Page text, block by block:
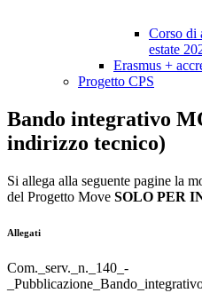
Corso di
estate
Erasmus +
Progetto CPS
Bando integrativo
indirizzo tecnico)
Si allega alla seguente pagine la
del Progetto Move SOLO PER
Allegati
Com._serv._n._140_-